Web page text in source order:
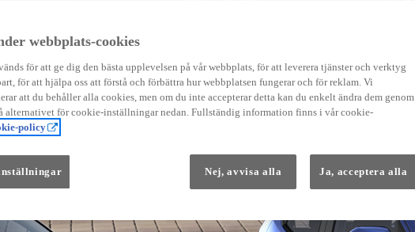
Från 569 900 kr
Från 3 958 kr/mån
HYBRID
webbplats-cookies
för att ge dig den bästa upplevelsen på vår webbplats, för att leverera tjänster och verktyg
för att hjälpa oss att förstå och förbättra hur webbplatsen fungerar och för reklam. Vi
att du behåller alla cookies, men om du inte accepterar detta kan du enkelt ändra dem genom
alternativet för cookie-inställningar nedan. Fullständig information finns i vår cookie-
policy
Nej, avvisa alla Ja, acceptera alla